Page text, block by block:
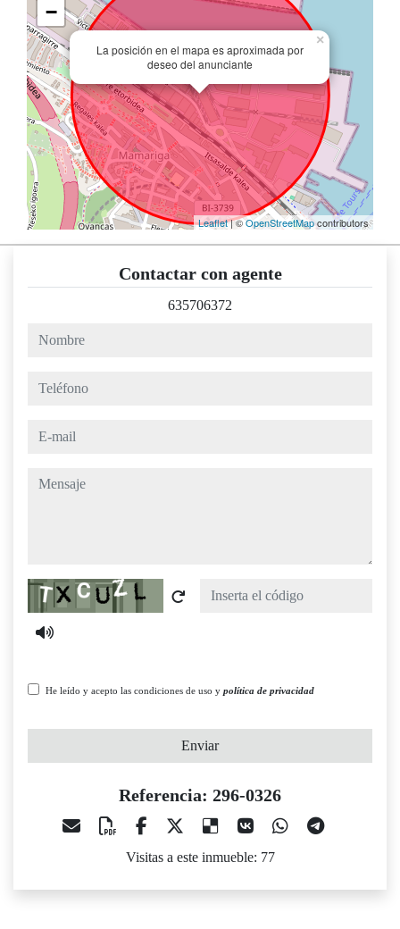
La posición en el mapa es aproximada por
deseo del anunciante
×
−
Leaflet| ©OpenStreetMapcontributors
Contactar con agente
635706372
nombre
teléfono
e-mail
mensaje
Captcha
He leído y acepto las condiciones de uso y política de privacidad
Enviar
Referencia: 296-0326
Visitas a este inmueble: 77